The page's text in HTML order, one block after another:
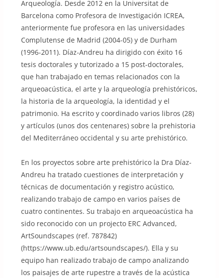
Arqueología. Desde 2012 en la Universitat de
Barcelona como Profesora de Investigación ICREA,
anteriormente fue profesora en las universidades
Complutense de Madrid (2004-05) y de Durham
(1996-2011). Díaz-Andreu ha dirigido con éxito 16
tesis doctorales y tutorizado a 15 post-doctorales,
que han trabajado en temas relacionados con la
arqueoacústica, el arte y la arqueología prehistóricos,
la historia de la arqueología, la identidad y el
patrimonio. Ha escrito y coordinado varios libros (28)
y artículos (unos dos centenares) sobre la prehistoria
del Mediterráneo occidental y su arte prehistórico.
En los proyectos sobre arte prehistórico la Dra Díaz-
Andreu ha tratado cuestiones de interpretación y
técnicas de documentación y registro acústico,
realizando trabajo de campo en varios países de
cuatro continentes. Su trabajo en arqueoacústica ha
sido reconocido con un projecto ERC Advanced,
ArtSoundscapes (ref. 787842)
(https://www.ub.edu/artsoundscapes/). Ella y su
equipo han realizado trabajo de campo analizando
los paisajes de arte rupestre a través de la acústica